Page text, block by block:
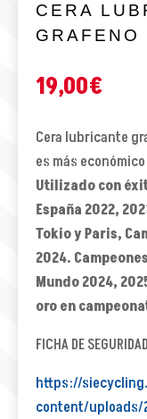
CERA
GRAFENO
19,00€
Cera lubricante
es más
Utilizado con
España 2022,
Tokio y Paris,
2024.
Mundo 2024,
oro en
FICHA DE
https://
content/uploads/